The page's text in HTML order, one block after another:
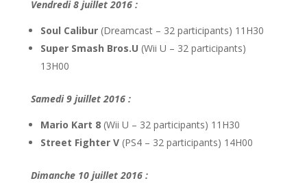
Vendredi 8 juillet 2016 :
Soul Calibur(Dreamcast – 32 participants) 11H30
Super Smash Bros.U (Wii U – 32 participants)
13H00
Samedi 9 juillet 2016 :
Mario Kart 8(Wii U – 32 participants) 11H30
Street Fighter V(PS4 – 32 participants) 14H00
Dimanche 10 juillet 2016 :